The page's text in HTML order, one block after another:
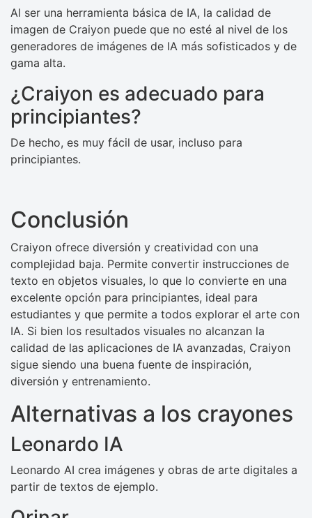
Al ser una herramienta básica de IA, la calidad de
imagen de Craiyon puede que no esté al nivel de los
generadores de imágenes de IA más sofisticados y de
gama alta.
¿Craiyon es adecuado para
principiantes?
De hecho, es muy fácil de usar, incluso para
principiantes.
Conclusión
Craiyon ofrece diversión y creatividad con una
complejidad baja. Permite convertir instrucciones de
texto en objetos visuales, lo que lo convierte en una
excelente opción para principiantes, ideal para
estudiantes y que permite a todos explorar el arte con
IA. Si bien los resultados visuales no alcanzan la
calidad de las aplicaciones de IA avanzadas, Craiyon
sigue siendo una buena fuente de inspiración,
diversión y entrenamiento.
Alternativas a los crayones
Leonardo IA
Leonardo AI crea imágenes y obras de arte digitales a
partir de textos de ejemplo.